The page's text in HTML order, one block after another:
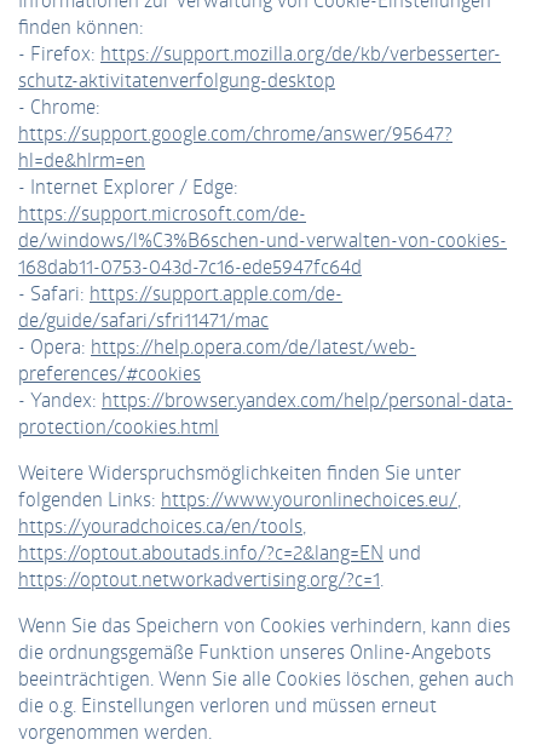
finden können:
- Firefox: https://support.mozilla.org/de/kb/verbesserter-
schutz-aktivitatenverfolgung-desktop
- Chrome:
https://support.google.com/chrome/answer/95647?
hl=de&hlrm=en
- Internet Explorer / Edge:
https://support.microsoft.com/de-
de/windows/l%C3%B6schen-und-verwalten-von-cookies-
168dab11-0753-043d-7c16-ede5947fc64d
- Safari: https://support.apple.com/de-
de/guide/safari/sfri11471/mac
- Opera: https://help.opera.com/de/latest/web-
preferences/#cookies
- Yandex: https://browser.yandex.com/help/personal-data-
protection/cookies.html
Weitere Widerspruchsmöglichkeiten finden Sie unter
folgenden Links: https://www.youronlinechoices.eu/
https://youradchoices.ca/en/tools
https://optout.aboutads.info/?c=2&lang=EN und
https://optout.networkadvertising.org/?c=1
Wenn Sie das Speichern von Cookies verhindern, kann dies
die ordnungsgemäße Funktion unseres Online-Angebots
beeinträchtigen. Wenn Sie alle Cookies löschen, gehen auch
die o.g. Einstellungen verloren und müssen erneut
vorgenommen werden.